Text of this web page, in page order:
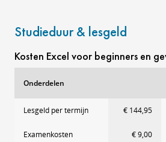
Studieduur & lesgeld
Kosten Excel voor beginners en
Onderdelen
Lesgeld per termijn € 144,95
Examenkosten € 9,00